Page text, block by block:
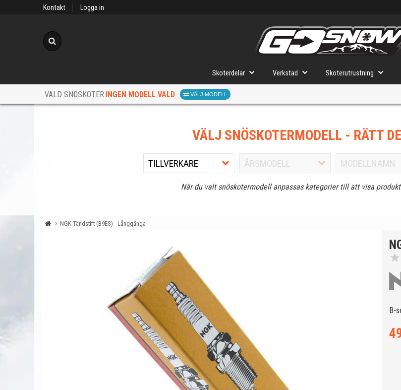
Kontakt Logga in
Skoterdelar Verkstad Skoterutrustning
VALD SNÖSKOTER:INGEN MODELL VALD VÄLJ MODELL
VÄLJ SNÖSKOTERMODELL - RÄTT
När du valt snöskotermodell anpassas kategorier till att visa
NGK Tändstift (B9ES) - Långgänga
★
B-